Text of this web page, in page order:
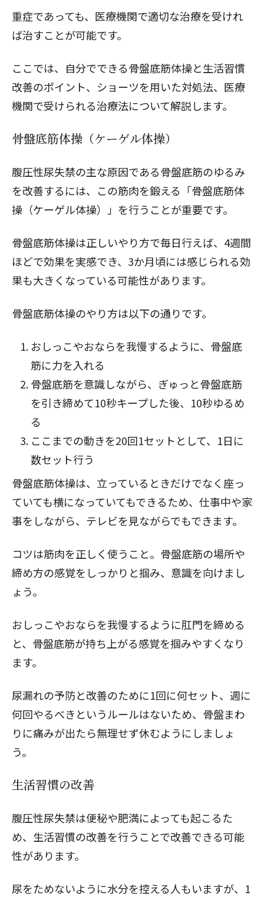
重症であっても、医療機関で適切な治療を受けれ
ば治すことが可能です。
ここでは、自分でできる骨盤底筋体操と生活習慣
改善のポイント、ショーツを用いた対処法、医療
機関で受けられる治療法について解説します。
骨盤底筋体操（ケーゲル体操）
腹圧性尿失禁の主な原因である骨盤底筋のゆるみ
を改善するには、この筋肉を鍛える「骨盤底筋体
操（ケーゲル体操）
」を行うことが重要です。
骨盤底筋体操は正しいやり方で毎日行えば、4週間
ほどで効果を実感でき、3か月頃には感じられる効
果も大きくなっている可能性があります。
骨盤底筋体操のやり方は以下の通りです。
おしっこやおならを我慢するように、骨盤底
筋に力を入れる
骨盤底筋を意識しながら、ぎゅっと骨盤底筋
を引き締めて10秒キープした後、10秒ゆるめ
る
ここまでの動きを20回1セットとして、1日に
数セット行う
骨盤底筋体操は、立っているときだけでなく座っ
ていても横になっていてもできるため、仕事中や家
事をしながら、テレビを見ながらでもできます。
コツは筋肉を正しく使うこと。骨盤底筋の場所や
締め方の感覚をしっかりと掴み、意識を向けまし
ょう。
おしっこやおならを我慢するように肛門を締める
と、骨盤底筋が持ち上がる感覚を掴みやすくなり
ます。
尿漏れの予防と改善のために1回に何セット、週に
何回やるべきというルールはないため、骨盤まわ
りに痛みが出たら無理せず休むようにしましょ
う。
生活習慣の改善
腹圧性尿失禁は便秘や肥満によっても起こるた
め、生活習慣の改善を行うことで改善できる可能
性があります。
尿をためないように水分を控える人もいますが、1
閉じる